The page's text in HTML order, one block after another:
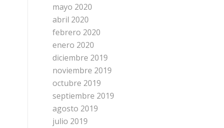
mayo 2020
abril 2020
febrero 2020
enero 2020
diciembre 2019
noviembre 2019
octubre 2019
septiembre 2019
agosto 2019
julio 2019